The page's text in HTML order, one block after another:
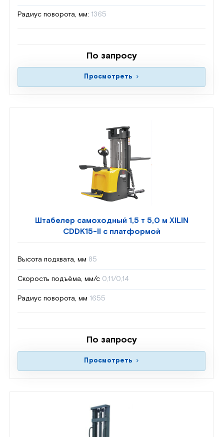
Радиус поворота, мм: 1365
По запросу
Просмотреть
Штабелер самоходный 1,5 т 5,0 м XILIN
CDDK15-II с платформой
Высота подхвата, мм 85
Скорость подъёма, мм/с 0,11/0,14
Радиус поворота, мм 1655
По запросу
Просмотреть